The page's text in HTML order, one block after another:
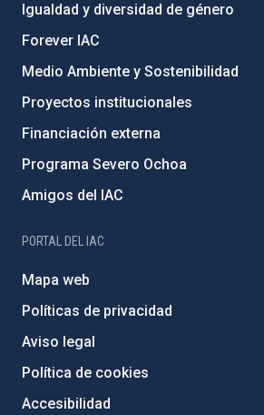
Igualdad y diversidad de género
Forever IAC
Medio Ambiente y Sostenibilidad
Proyectos institucionales
Financiación externa
Programa Severo Ochoa
Amigos del IAC
PORTAL DEL IAC
Mapa web
Políticas de privacidad
Aviso legal
Política de cookies
Accesibilidad